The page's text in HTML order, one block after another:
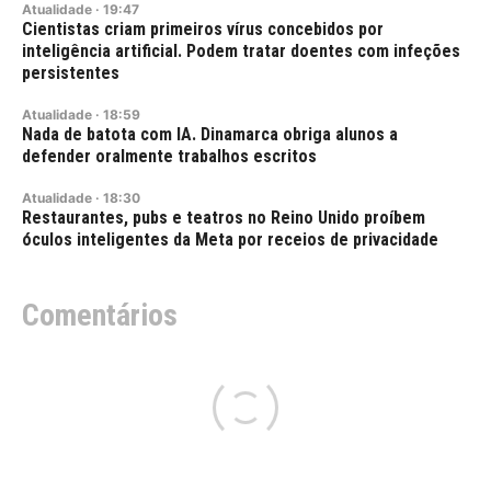
Atualidade · 19:47
Cientistas criam primeiros vírus concebidos por
inteligência artificial. Podem tratar doentes com infeções
persistentes
Atualidade · 18:59
Nada de batota com IA. Dinamarca obriga alunos a
defender oralmente trabalhos escritos
Atualidade · 18:30
Restaurantes, pubs e teatros no Reino Unido proíbem
óculos inteligentes da Meta por receios de privacidade
Comentários